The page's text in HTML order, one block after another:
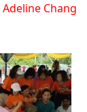
Adeline Chang